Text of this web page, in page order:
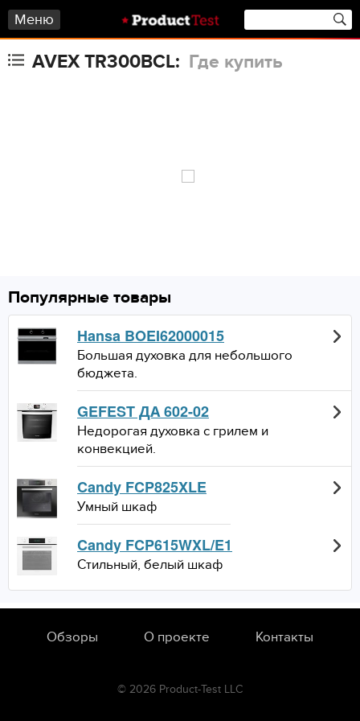
Меню
AVEX TR300BCL: Где купить
Популярные товары
Hansa BOEI62000015
Большая духовка для небольшого
бюджета.
GEFEST ДА 602-02
Недорогая духовка с грилем и
конвекцией.
Candy FCP825XLE
Умный шкаф
Candy FCP615WXL/E1
Стильный, белый шкаф
Обзоры О проекте Контакты
© 2026 Product-Test LLC